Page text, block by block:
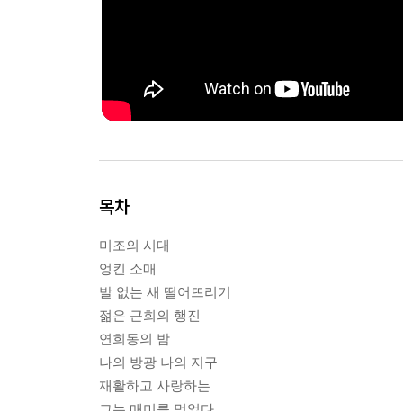
목차
미조의 시대
엉킨 소매
발 없는 새 떨어뜨리기
젊은 근희의 행진
연희동의 밤
나의 방광 나의 지구
재활하고 사랑하는